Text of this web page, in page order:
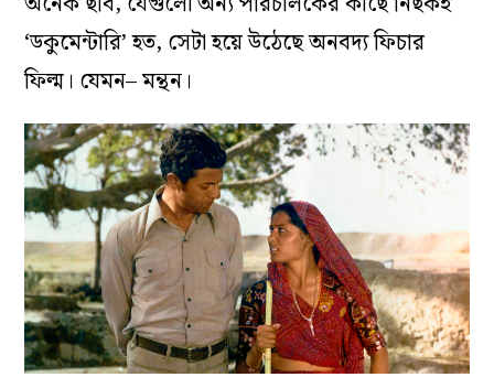
‘ডকুমেন্টারি’ হত, সেটা হয়ে উঠেছে অনবদ্য ফিচার
ফিল্ম। যেমন– মন্থন।